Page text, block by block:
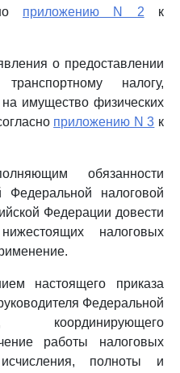
приложению N 2 к
о предоставлении
налогу,
на имущество физических
приложению N 3 к
обязанности
Федеральной налоговой
Федерации довести
налоговых
настоящего приказа
Федеральной
координирующего
работы налоговых
полноты и